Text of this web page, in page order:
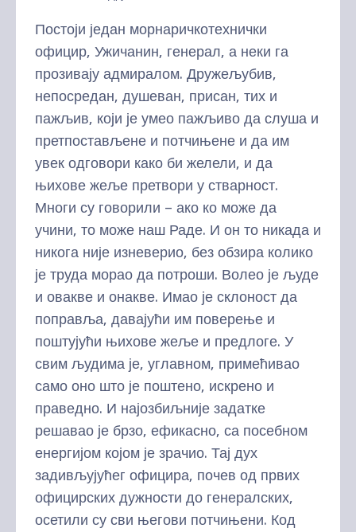
Постоји један морнаричкотехнички
официр, Ужичанин, генерал, а неки га
прозивају адмиралом. Дружељубив,
непосредан, душеван, присан, тих и
пажљив, који је умео пажљиво да слуша и
претпостављене и потчињене и да им
увек одговори како би желели, и да
њихове жеље претвори у стварност.
Многи су говорили – ако ко може да
учини, то може наш Раде. И он то никада и
никога није изневерио, без обзира колико
је труда морао да потроши. Волео је људе
и овакве и онакве. Имао је склоност да
поправља, давајући им поверење и
поштујући њихове жеље и предлоге. У
свим људима је, углавном, примећивао
само оно што је поштено, искрено и
праведно. И најозбиљније задатке
решавао је брзо, ефикасно, са посебном
енергијом којом је зрачио. Тај дух
задивљујућег официра, почев од првих
официрских дужности до генералских,
осетили су сви његови потчињени. Код